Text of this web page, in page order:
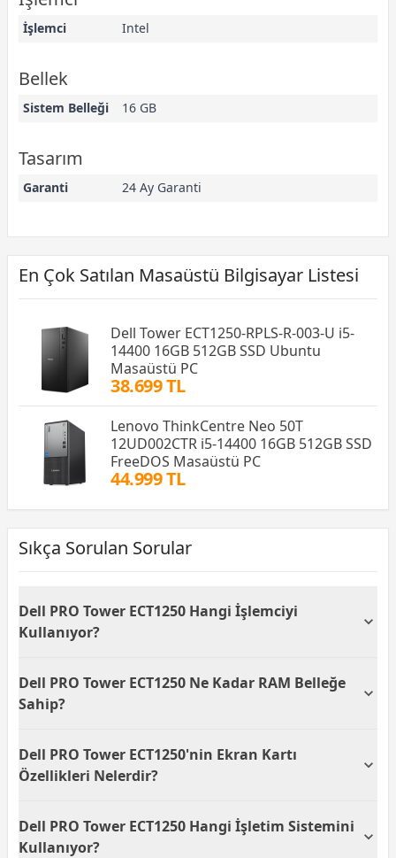
İşlemci Intel
Bellek
Sistem Belleği 16 GB
Tasarım
Garanti 24 Ay Garanti
En Çok Satılan Masaüstü Bilgisayar Listesi
Dell Tower ECT1250-RPLS-R-003-U i5-
14400 16GB 512GB SSD Ubuntu
Masaüstü PC
38.699 TL
Lenovo ThinkCentre Neo 50T
12UD002CTR i5-14400 16GB 512GB SSD
FreeDOS Masaüstü PC
44.999 TL
Sıkça Sorulan Sorular
Dell PRO Tower ECT1250 Hangi İşlemciyi
Kullanıyor?
işlemcisini kullanmaktadır. Bu işlemci, kullanıcıya
yüksek performans ve verimlilik sunar, özellikle çoklu
görevler için ideal bir seçimdir.
Dell PRO Tower ECT1250 Ne Kadar RAM Belleğe
Sahip?
Bu bellek kapasitesi, akıcı bir deneyim sunarak aynı
anda birden fazla uygulama çalıştırmayı mümkün
Dell PRO Tower ECT1250'nin Ekran Kartı
Özellikleri Nelerdir?
ekran kartına sahiptir. Bu kart, paylaşımlı hafıza
kullanmasıyla temel grafik ihtiyaçlarını karşılayacak
Dell PRO Tower ECT1250 Hangi İşletim Sistemini
Kullanıyor?